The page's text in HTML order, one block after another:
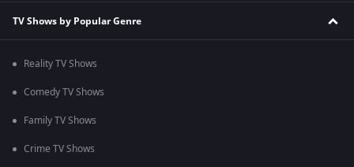
TV Shows by Popular Genre
Reality TV Shows
Comedy TV Shows
Family TV Shows
Crime TV Shows